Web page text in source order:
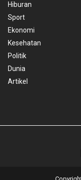
Hiburan
Sport
Ekonomi
Kesehatan
Politik
Dunia
Artikel